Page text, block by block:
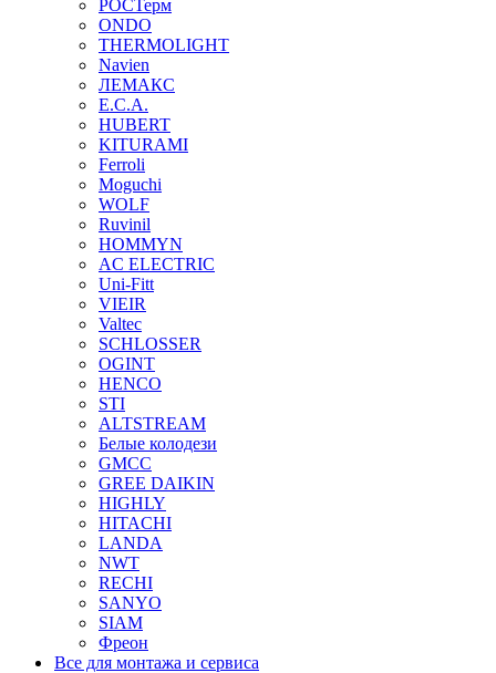
РОСТерм
ONDO
THERMOLIGHT
Navien
ЛЕМАКС
E.C.A.
HUBERT
KITURAMI
Ferroli
Moguchi
WOLF
Ruvinil
HOMMYN
AC ELECTRIC
Uni-Fitt
VIEIR
Valtec
SCHLOSSER
OGINT
HENCO
STI
ALTSTREAM
Белые колодези
GMCC
GREE DAIKIN
HIGHLY
HITACHI
LANDA
NWT
RECHI
SANYO
SIAM
Фреон
Все для монтажа и сервиса